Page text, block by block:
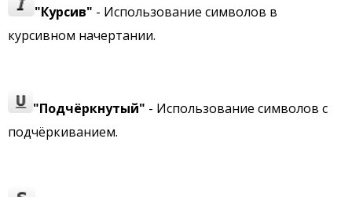
"Курсив" - Использование символов в
курсивном начертании.
"Подчёркнутый" - Использование символов с
подчёркиванием.